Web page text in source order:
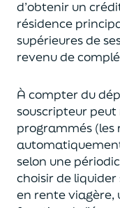
d’obtenir un
résidence
supérieures de
revenu de
À compter du
souscripteur peut
programmés (les
selon une
choisirde liquider
en rente viagère,